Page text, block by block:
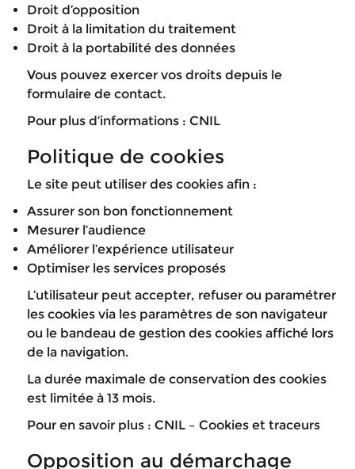
Droit d’opposition
Droit à la limitation du traitement
Droit à la portabilité des données
Vous pouvez exercer vos droits depuis le
formulaire de contact.
Pour plus d’informations : CNIL
Politique de cookies
Le site peut utiliser des cookies afin :
Assurer son bon fonctionnement
Mesurer l’audience
Améliorer l’expérience utilisateur
Optimiser les services proposés
L’utilisateur peut accepter, refuser ou paramétrer
les cookies via les paramètres de son navigateur
ou le bandeau de gestion des cookies affiché lors
de la navigation.
La durée maximale de conservation des cookies
est limitée à 13 mois.
Pour en savoir plus : CNIL – Cookies et traceurs
Opposition au démarchage